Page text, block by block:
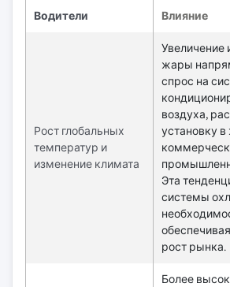
Водители Влияние
Рост глобальных
температур и
изменение климата
Увеличение
жары
спрос на
воздуха,
установку
Эта
системы
рост рынка.
Более